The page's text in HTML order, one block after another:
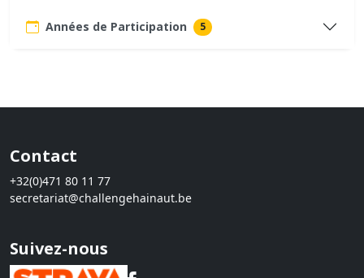
Années de Participation 5
Contact
+32(0)471 80 11 77
secretariat@challengehainaut.be
Suivez-nous